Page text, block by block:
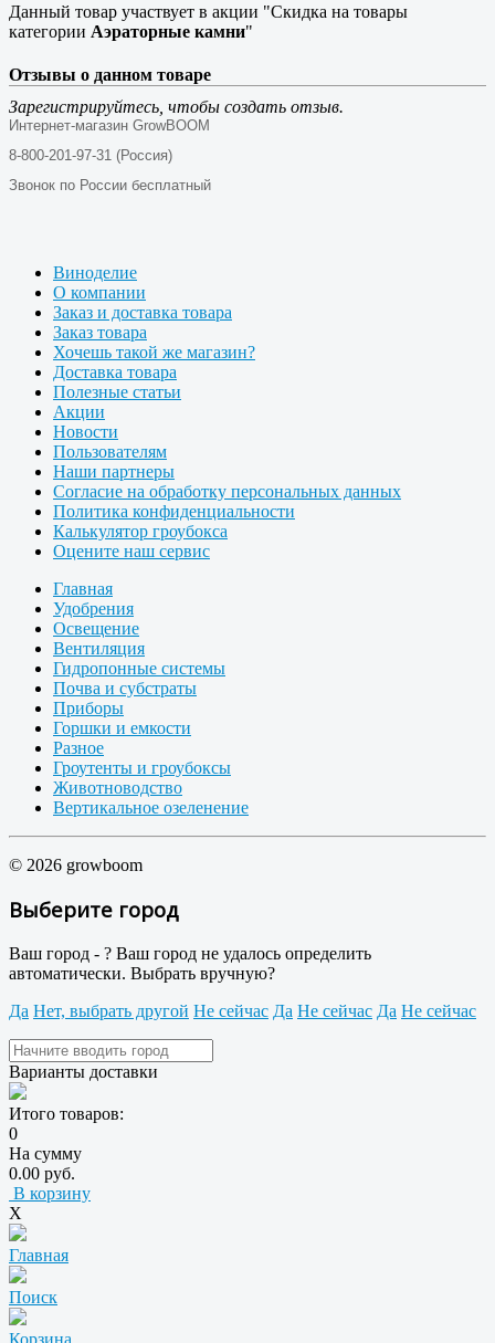
Данный товар участвует в акции "Скидка на товары
категории Аэраторные камни"
Отзывы о данном товаре
Зарегистрируйтесь, чтобы создать отзыв.
Интернет-магазин GrowBOOM
8-800-201-97-31 (Россия)
Звонок по России бесплатный
Виноделие
О компании
Заказ и доставка товара
Заказ товара
Хочешь такой же магазин?
Доставка товара
Полезные статьи
Акции
Новости
Пользователям
Наши партнеры
Согласие на обработку персональных данных
Политика конфиденциальности
Калькулятор гроубокса
Оцените наш сервис
Главная
Удобрения
Освещение
Вентиляция
Гидропонные системы
Почва и субстраты
Приборы
Горшки и емкости
Разное
Гроутенты и гроубоксы
Животноводство
Вертикальное озеленение
© 2026 growboom
Выберите город
Ваш город - ? Ваш город не удалось определить
автоматически. Выбрать вручную?
Да Нет, выбрать другой Не сейчас Да Не сейчас Да Не сейчас
Варианты доставки
Итого товаров:
0
На сумму
0.00 руб.
В корзину
X
Главная
Поиск